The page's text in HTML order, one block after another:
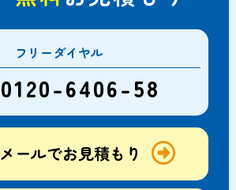
フリーダイヤル
0120-6406-58
メールでお見積もり